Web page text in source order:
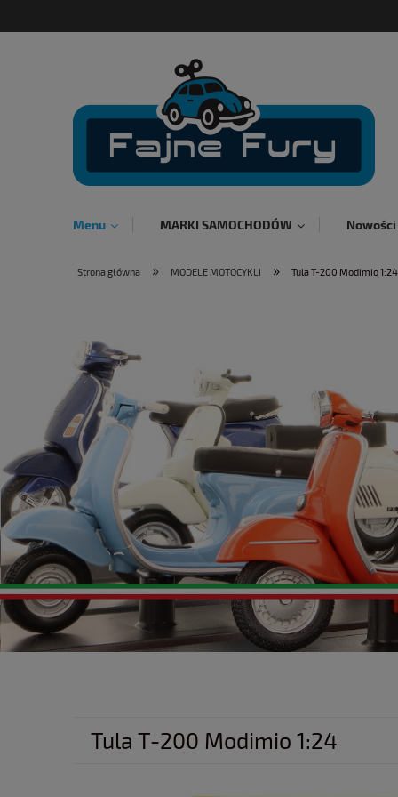
Menu MARKI SAMOCHODÓW Nowości
Strona główna » MODELE MOTOCYKLI » Tula T-200 Modimio 1:24
Tula T-200 Modimio 1:24